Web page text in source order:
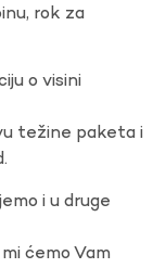
rok za
o visini
težine paketa i
i u druge
ćemo Vam